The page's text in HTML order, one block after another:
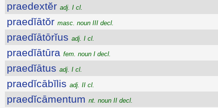
praedextĕr adj. I cl.
praedĭātŏr masc. noun III decl.
praedĭātōrĭus adj. I cl.
praedĭātūra fem. noun I decl.
praedĭātus adj. I cl.
praedĭcābĭlis adj. II cl.
praedĭcāmentum nt. noun II decl.